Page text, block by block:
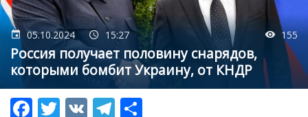
05.10.2024 15:27 155
Россия получает половину снарядов,
которыми бомбит Украину, от КНДР